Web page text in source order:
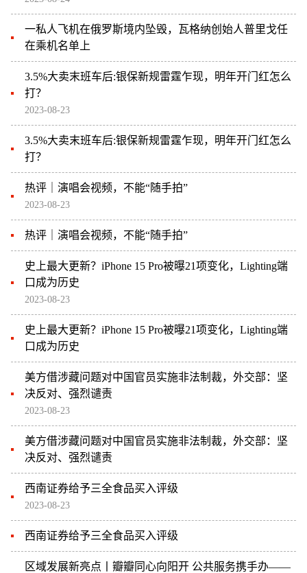
一私人飞机在俄罗斯境内坠毁，瓦格纳创始人普里戈任
在乘机名单上
3.5%大卖末班车后:银保新规雷霆乍现，明年开门红怎么
打？
2023-08-23
3.5%大卖末班车后:银保新规雷霆乍现，明年开门红怎么
打？
热评｜演唱会视频，不能“随手拍”
2023-08-23
热评｜演唱会视频，不能“随手拍”
史上最大更新？iPhone 15 Pro被曝21项变化，Lighting端
口成为历史
2023-08-23
史上最大更新？iPhone 15 Pro被曝21项变化，Lighting端
口成为历史
美方借涉藏问题对中国官员实施非法制裁，外交部：坚
决反对、强烈谴责
2023-08-23
美方借涉藏问题对中国官员实施非法制裁，外交部：坚
决反对、强烈谴责
西南证券给予三全食品买入评级
2023-08-23
西南证券给予三全食品买入评级
区域发展新亮点丨瓣瓣同心向阳开 公共服务携手办——